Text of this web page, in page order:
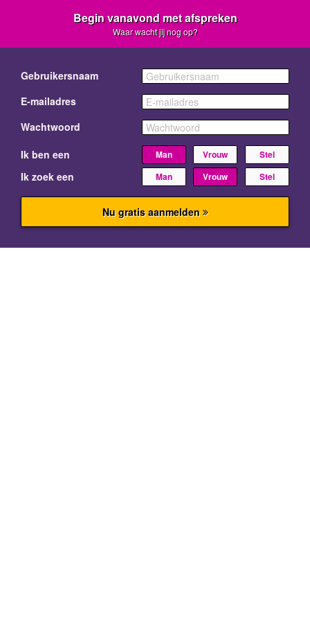
Begin vanavond met afspreken
Waar wacht jij nog op?
Gebruikersnaam
E-mailadres
Wachtwoord
Ik ben een
Man Vrouw Stel
Ik zoek een Man Vrouw Stel
Nu gratis aanmelden